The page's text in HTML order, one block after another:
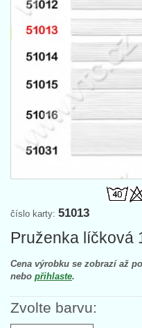
číslo karty: 51013
Pruženka líčková
Cena výrobku se zobrazí až
nebo přihlaste.
Zvolte barvu: